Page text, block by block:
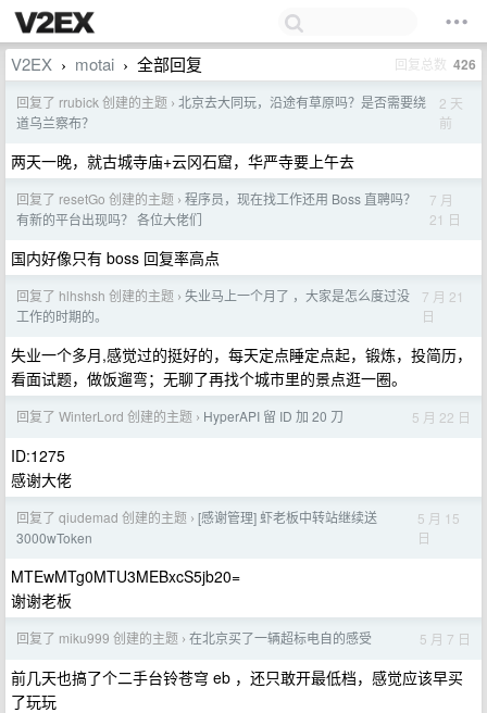
V2EX › motai › 全部回复 回复总数 426
回复了 rrubick 创建的主题 › 北京去大同玩，沿途有草原吗？是否需要绕
道乌兰察布？
2 天
前
两天一晚，就古城寺庙+云冈石窟，华严寺要上午去
回复了 resetGo 创建的主题 › 程序员，现在找工作还用 Boss 直聘吗？
有新的平台出现吗？ 各位大佬们
7 月
21 日
国内好像只有 boss 回复率高点
回复了 hlhshsh 创建的主题 › 失业马上一个月了 ，大家是怎么度过没
工作的时期的。
7 月 21
日
失业一个多月,感觉过的挺好的，每天定点睡定点起，锻炼，投简历，
看面试题，做饭遛弯；无聊了再找个城市里的景点逛一圈。
回复了 WinterLord 创建的主题 › HyperAPI 留 ID 加 20 刀 5 月 22 日
ID:1275
感谢大佬
回复了 qiudemad 创建的主题 › [感谢管理] 虾老板中转站继续送
3000wToken
5 月 15
日
MTEwMTg0MTU3MEBxcS5jb20=
谢谢老板
回复了 miku999 创建的主题 › 在北京买了一辆超标电自的感受 5 月 7 日
前几天也搞了个二手台铃苍穹 eb ，还只敢开最低档，感觉应该早买
了玩玩